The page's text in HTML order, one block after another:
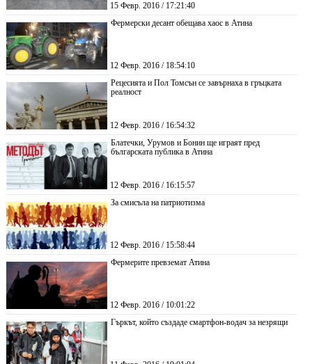
15 Февр. 2016 / 17:21:40
Фермерски десант обещава хаос в Атина
12 Февр. 2016 / 18:54:10
Рецесията и Пол Томсън се завърнаха в гръцката
реалност
12 Февр. 2016 / 16:54:32
Блатечки, Урумов и Бонин ще играят пред
българската публика в Атина
12 Февр. 2016 / 16:15:57
За смисъла на патриотизма
12 Февр. 2016 / 15:58:44
Фермерите превземат Атина
12 Февр. 2016 / 10:01:22
Гъркът, който създаде смартфон-водач за незрящи